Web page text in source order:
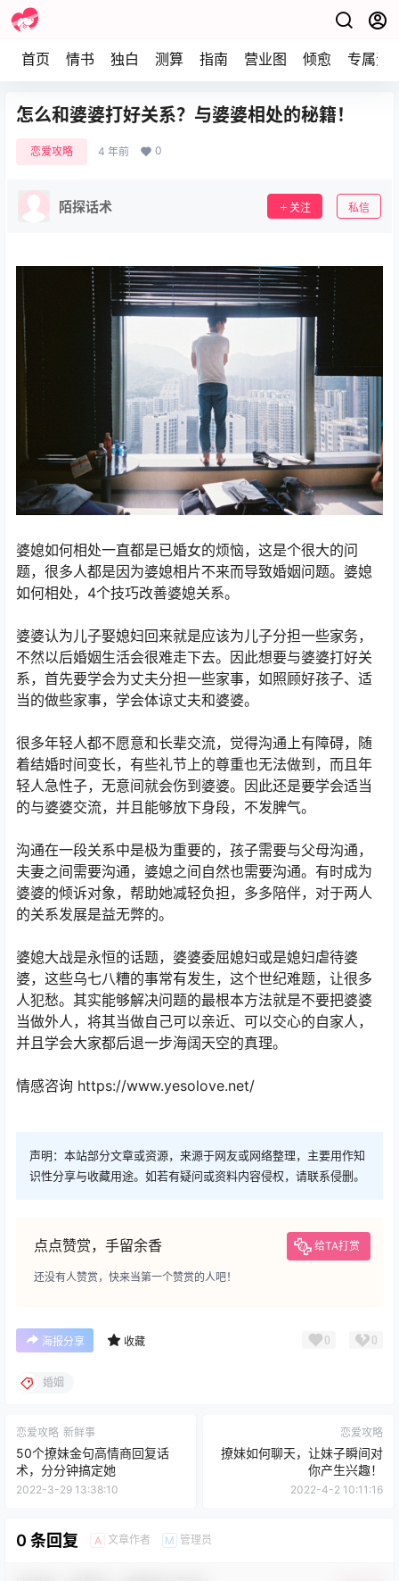
首页 情书 独白 测算 指南 营业图 倾愈 专属资
怎么和婆婆打好关系？与婆婆相处的秘籍！
恋爱攻略 4 年前 0
陌探话术 关注 私信
婆媳如何相处一直都是已婚女的烦恼，这是个很大的问
题，很多人都是因为婆媳相片不来而导致婚姻问题。婆媳
如何相处，4个技巧改善婆媳关系。
婆婆认为儿子娶媳妇回来就是应该为儿子分担一些家务，
不然以后婚姻生活会很难走下去。因此想要与婆婆打好关
系，首先要学会为丈夫分担一些家事，如照顾好孩子、适
当的做些家事，学会体谅丈夫和婆婆。
很多年轻人都不愿意和长辈交流，觉得沟通上有障碍，随
着结婚时间变长，有些礼节上的尊重也无法做到，而且年
轻人急性子，无意间就会伤到婆婆。因此还是要学会适当
的与婆婆交流，并且能够放下身段，不发脾气。
沟通在一段关系中是极为重要的，孩子需要与父母沟通，
夫妻之间需要沟通，婆媳之间自然也需要沟通。有时成为
婆婆的倾诉对象，帮助她减轻负担，多多陪伴，对于两人
的关系发展是益无弊的。
婆媳大战是永恒的话题，婆婆委屈媳妇或是媳妇虐待婆
婆，这些乌七八糟的事常有发生，这个世纪难题，让很多
人犯愁。其实能够解决问题的最根本方法就是不要把婆婆
当做外人，将其当做自己可以亲近、可以交心的自家人，
并且学会大家都后退一步海阔天空的真理。
情感咨询 https://www.yesolove.net/
声明：本站部分文章或资源，来源于网友或网络整理，主要用作知
识性分享与收藏用途。如若有疑问或资料内容侵权，请联系侵删。
点点赞赏，手留余香 给TA打赏
还没有人赞赏，快来当第一个赞赏的人吧！
海报分享 收藏 0 0
婚姻
恋爱攻略 新鲜事
50个撩妹金句高情商回复话
术，分分钟搞定她
2022-3-29 13:38:10
恋爱攻略
撩妹如何聊天，让妹子瞬间对
你产生兴趣！
2022-4-2 10:11:16
0 条回复 A 文章作者 M 管理员